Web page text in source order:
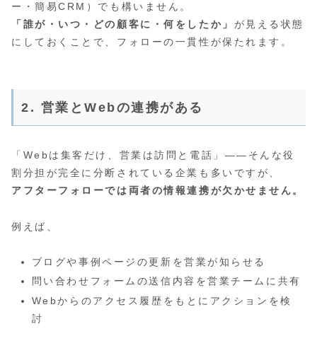
ー・簡易CRM）でも構いません。
「誰が・いつ・どの顧客に・何をしたか」 が見える状態
にしておくことで、フォローの一貫性が保たれます。
2. 営業とWebの連携がある
「Webは集客だけ、営業は訪問と電話」——そんな役
割分担が完全に分断されている企業も多いですが、
アフターフォローでは両者の情報連携が欠かせません。
例えば、
ブログや事例ページの更新を営業が知らせる
問い合わせフォームの送信内容を営業チームに共有
Webからのアクセス履歴をもとにアクションを検
討